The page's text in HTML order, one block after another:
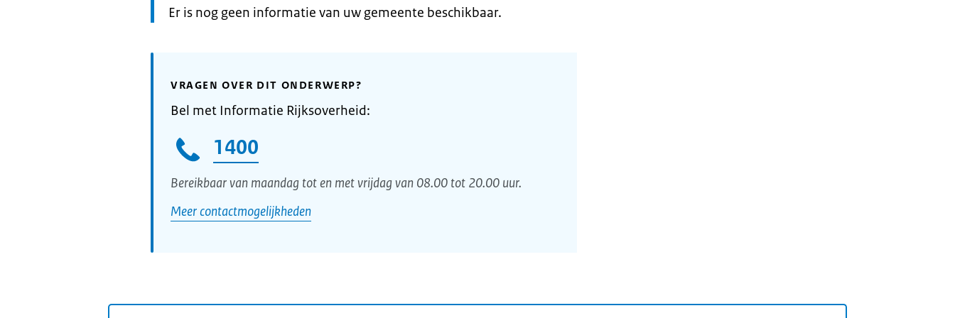
Informatie:
Er is nog geen informatie van uw gemeente beschikbaar.
VRAGEN OVER DIT ONDERWERP?
Bel met Informatie Rijksoverheid:
1400
Bereikbaar van maandag tot en met vrijdag van 08.00 tot 20.00 uur.
Meer contactmogelijkheden